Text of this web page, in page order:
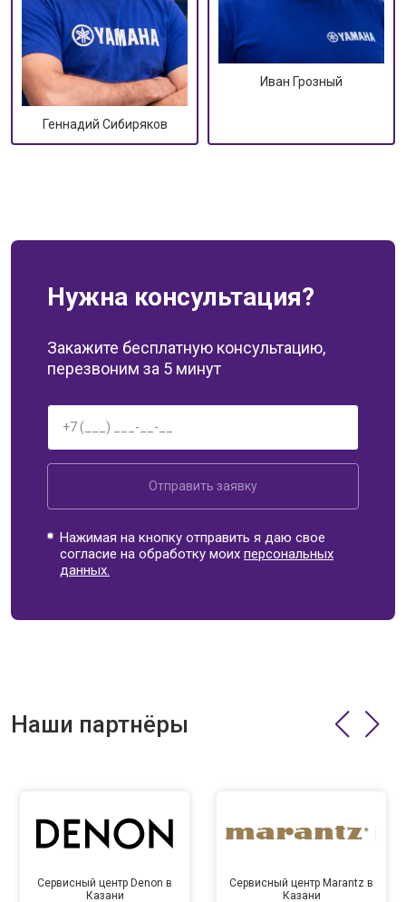
Геннадий Сибиряков
Иван Грозный
Нужна консультация?
Закажите бесплатную консультацию,
перезвоним за 5 минут
Отправить заявку
Нажимая на кнопку отправить я даю свое
согласие на обработку моихперсональных
данных.
Наши партнёры
Сервисный центр Denon в
Казани
Сервисный центр Marantz в
Казани